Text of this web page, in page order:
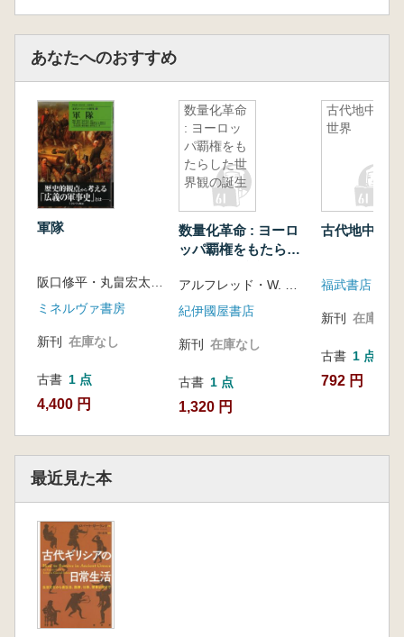
あなたへのおすすめ
軍隊
ミネルヴァ書房
新刊 在庫なし
古書 1 点
4,400 円
数量化革命
: ヨーロッ
パ覇権をも
たらした世
界観の誕生
数量化革命 : ヨーロ
ッパ覇権をもたらし
紀伊國屋書店
新刊 在庫なし
古書 1 点
1,320 円
古代地中海
世界
古代地中海
福武書店
新刊 在庫なし
古書 1 点
792 円
最近見た本